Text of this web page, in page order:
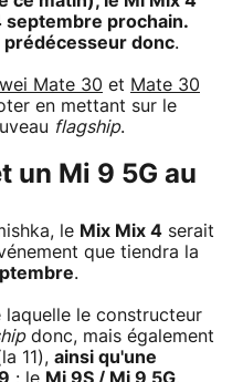
septembre prochain.
prédécesseur donc.
Mate 30 et Mate 30
en mettant sur le
flagship.
un Mi 9 5G au
le Mix Mix 4 serait
que tiendra la
.
laquelle le constructeur
donc, mais également
11), ainsi qu'une
: le Mi 9S / Mi 9 5G.